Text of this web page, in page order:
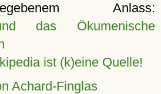
Anlass:
das Ökumenische
ist (k)eine Quelle!
Achard-Finglas